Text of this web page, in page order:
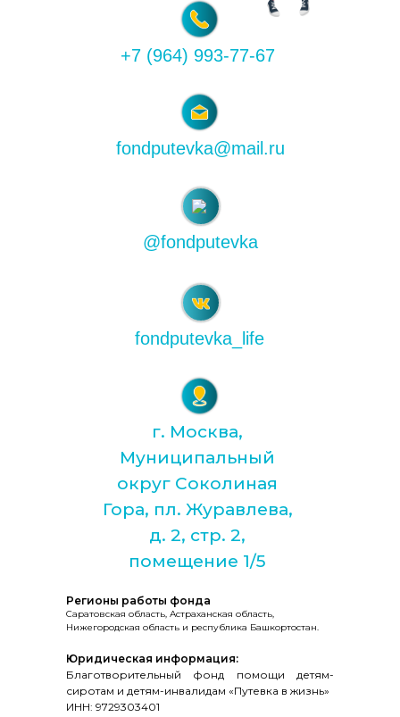
Юридическая информация:
Благотворительный фонд помощи детям-
сиротам и детям-инвалидам «Путевка в жизнь»
ИНН: 9729303401
+7 (964) 993-77-67
fondputevka@mail.ru
г. Москва,
Муниципальный
округ Соколиная
Гора, пл. Журавлева,
д. 2, стр. 2,
помещение 1/5
Регионы работы фонда
Саратовская область, Астраханская область,
Нижегородская область и республика Башкортостан.
@fondputevka
fondputevka_life